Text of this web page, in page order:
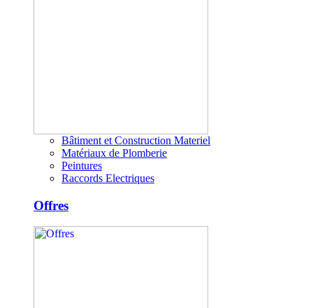
Bâtiment et Construction Materiel
Matériaux de Plomberie
Peintures
Raccords Electriques
Offres